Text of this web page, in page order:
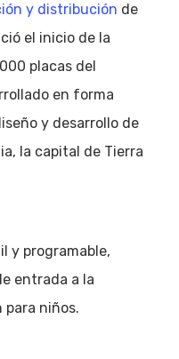
y distribución de
el inicio de la
placas del
en forma
y desarrollo de
la capital de Tierra
y programable,
entrada a la
para niños.